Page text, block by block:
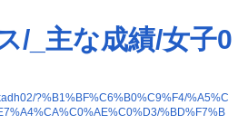
/_主な成績/女子0
?%B1%BF%C6%B0%C9%F4/%A5%C
%BD%F7%B